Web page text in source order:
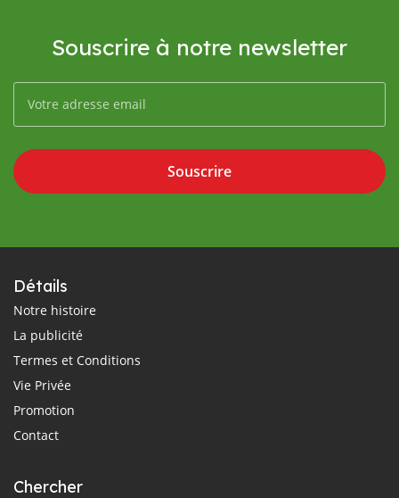
Souscrire à notre newsletter
Souscrire
Détails
Notre histoire
La publicité
Termes et Conditions
Vie Privée
Promotion
Contact
Chercher